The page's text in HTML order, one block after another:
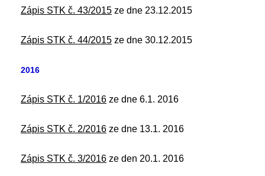
Zápis STK č. 43/2015 ze dne 23.12.2015
Zápis STK č. 44/2015 ze dne 30.12.2015
2016
Zápis STK č. 1/2016 ze dne 6.1. 2016
Zápis STK č. 2/2016 ze dne 13.1. 2016
Zápis STK č. 3/2016 ze den 20.1. 2016